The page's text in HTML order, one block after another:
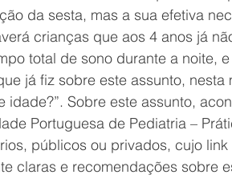
da sesta, mas a sua efetiva
crianças que aos 4 anos já
total de sono durante a noite,
já fiz sobre este assunto,
idade?”. Sobre este assunto,
Portuguesa de Pediatria –
públicos ou privados, cujo
claras e recomendações sobre